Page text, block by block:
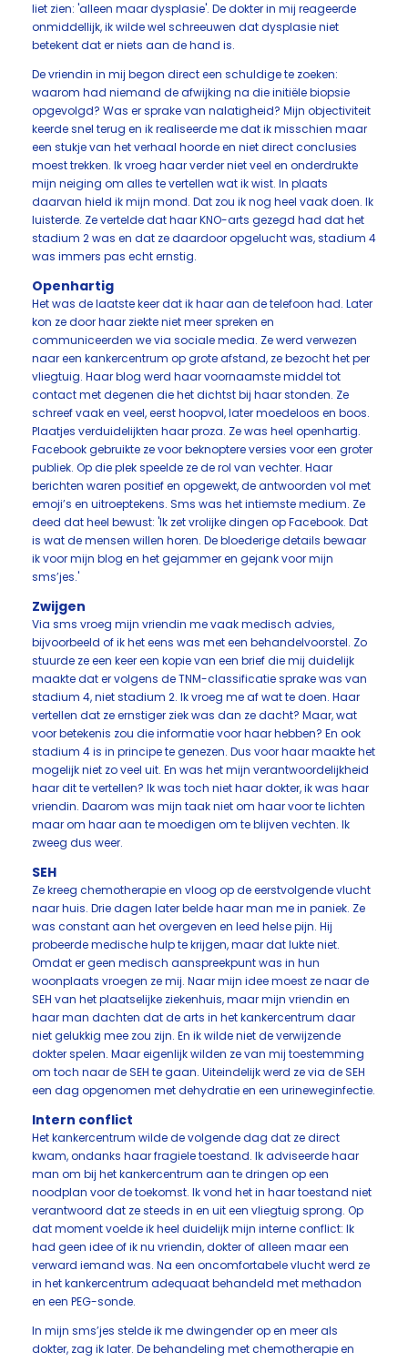
liet zien: 'alleen maar dysplasie'. De dokter in mij reageerde
onmiddellijk, ik wilde wel schreeuwen dat dysplasie niet
betekent dat er niets aan de hand is.
De vriendin in mij begon direct een schuldige te zoeken:
waarom had niemand de afwijking na die initiële biopsie
opgevolgd? Was er sprake van nalatigheid? Mijn objectiviteit
keerde snel terug en ik realiseerde me dat ik misschien maar
een stukje van het verhaal hoorde en niet direct conclusies
moest trekken. Ik vroeg haar verder niet veel en onderdrukte
mijn neiging om alles te vertellen wat ik wist. In plaats
daarvan hield ik mijn mond. Dat zou ik nog heel vaak doen. Ik
luisterde. Ze vertelde dat haar KNO-arts gezegd had dat het
stadium 2 was en dat ze daardoor opgelucht was, stadium 4
was immers pas echt ernstig.
Openhartig
Het was de laatste keer dat ik haar aan de telefoon had. Later
kon ze door haar ziekte niet meer spreken en
communiceerden we via sociale media. Ze werd verwezen
naar een kankercentrum op grote afstand, ze bezocht het per
vliegtuig. Haar blog werd haar voornaamste middel tot
contact met degenen die het dichtst bij haar stonden. Ze
schreef vaak en veel, eerst hoopvol, later moedeloos en boos.
Plaatjes verduidelijkten haar proza. Ze was heel openhartig.
Facebook gebruikte ze voor beknoptere versies voor een groter
publiek. Op die plek speelde ze de rol van vechter. Haar
berichten waren positief en opgewekt, de antwoorden vol met
emoji’s en uitroeptekens. Sms was het intiemste medium. Ze
deed dat heel bewust: 'Ik zet vrolijke dingen op Facebook. Dat
is wat de mensen willen horen. De bloederige details bewaar
ik voor mijn blog en het gejammer en gejank voor mijn
sms’jes.'
Zwijgen
Via sms vroeg mijn vriendin me vaak medisch advies,
bijvoorbeeld of ik het eens was met een behandelvoorstel. Zo
stuurde ze een keer een kopie van een brief die mij duidelijk
maakte dat er volgens de TNM-classificatie sprake was van
stadium 4, niet stadium 2. Ik vroeg me af wat te doen. Haar
vertellen dat ze ernstiger ziek was dan ze dacht? Maar, wat
voor betekenis zou die informatie voor haar hebben? En ook
stadium 4 is in principe te genezen. Dus voor haar maakte het
mogelijk niet zo veel uit. En was het mijn verantwoordelijkheid
haar dit te vertellen? Ik was toch niet haar dokter, ik was haar
vriendin. Daarom was mijn taak niet om haar voor te lichten
maar om haar aan te moedigen om te blijven vechten. Ik
zweeg dus weer.
SEH
Ze kreeg chemotherapie en vloog op de eerstvolgende vlucht
naar huis. Drie dagen later belde haar man me in paniek. Ze
was constant aan het overgeven en leed helse pijn. Hij
probeerde medische hulp te krijgen, maar dat lukte niet.
Omdat er geen medisch aanspreekpunt was in hun
woonplaats vroegen ze mij. Naar mijn idee moest ze naar de
SEH van het plaatselijke ziekenhuis, maar mijn vriendin en
haar man dachten dat de arts in het kankercentrum daar
niet gelukkig mee zou zijn. En ik wilde niet de verwijzende
dokter spelen. Maar eigenlijk wilden ze van mij toestemming
om toch naar de SEH te gaan. Uiteindelijk werd ze via de SEH
een dag opgenomen met dehydratie en een urineweginfectie.
Intern conflict
Het kankercentrum wilde de volgende dag dat ze direct
kwam, ondanks haar fragiele toestand. Ik adviseerde haar
man om bij het kankercentrum aan te dringen op een
noodplan voor de toekomst. Ik vond het in haar toestand niet
verantwoord dat ze steeds in en uit een vliegtuig sprong. Op
dat moment voelde ik heel duidelijk mijn interne conflict: Ik
had geen idee of ik nu vriendin, dokter of alleen maar een
verward iemand was. Na een oncomfortabele vlucht werd ze
in het kankercentrum adequaat behandeld met methadon
en een PEG-sonde.
In mijn sms’jes stelde ik me dwingender op en meer als
dokter, zag ik later. De behandeling met chemotherapie en